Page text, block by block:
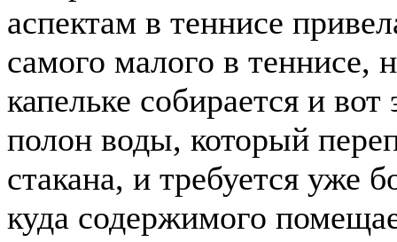
аспектам в теннисе
самого малого в теннисе,
капельке собирается и вот
полон воды, который
стакана, и требуется уже
куда содержимого